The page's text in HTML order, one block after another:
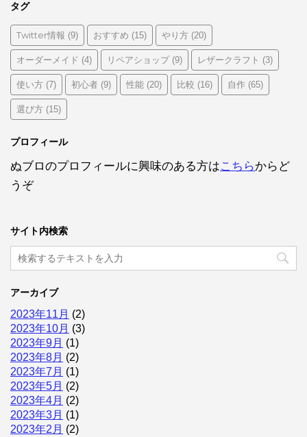
タグ
Twitter情報 (9) おすすめ (15) やり方 (20)
オーダーメイド (4) リペアショップ(9) レザークラフト (3)
使い方 (7) 初心者 (9) 性能 (20) 比較 (16) 自作 (65)
選び方 (15)
プロフィール
ぬブロのプロフィールに興味のある方はこちらからど
うぞ
サイト内検索
アーカイブ
2023年11月 (2)
2023年10月 (3)
2023年9月 (1)
2023年8月 (2)
2023年7月 (1)
2023年5月 (2)
2023年4月 (2)
2023年3月 (1)
2023年2月 (2)